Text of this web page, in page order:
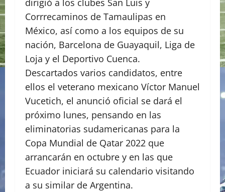
dirigió a los clubes San Luis y
Corrrecaminos de Tamaulipas en
México, así como a los equipos de su
nación, Barcelona de Guayaquil, Liga de
Loja y el Deportivo Cuenca.
Descartados varios candidatos, entre
ellos el veterano mexicano Víctor Manuel
Vucetich, el anunció oficial se dará el
próximo lunes, pensando en las
eliminatorias sudamericanas para la
Copa Mundial de Qatar 2022 que
arrancarán en octubre y en las que
Ecuador iniciará su calendario visitando
a su similar de Argentina.